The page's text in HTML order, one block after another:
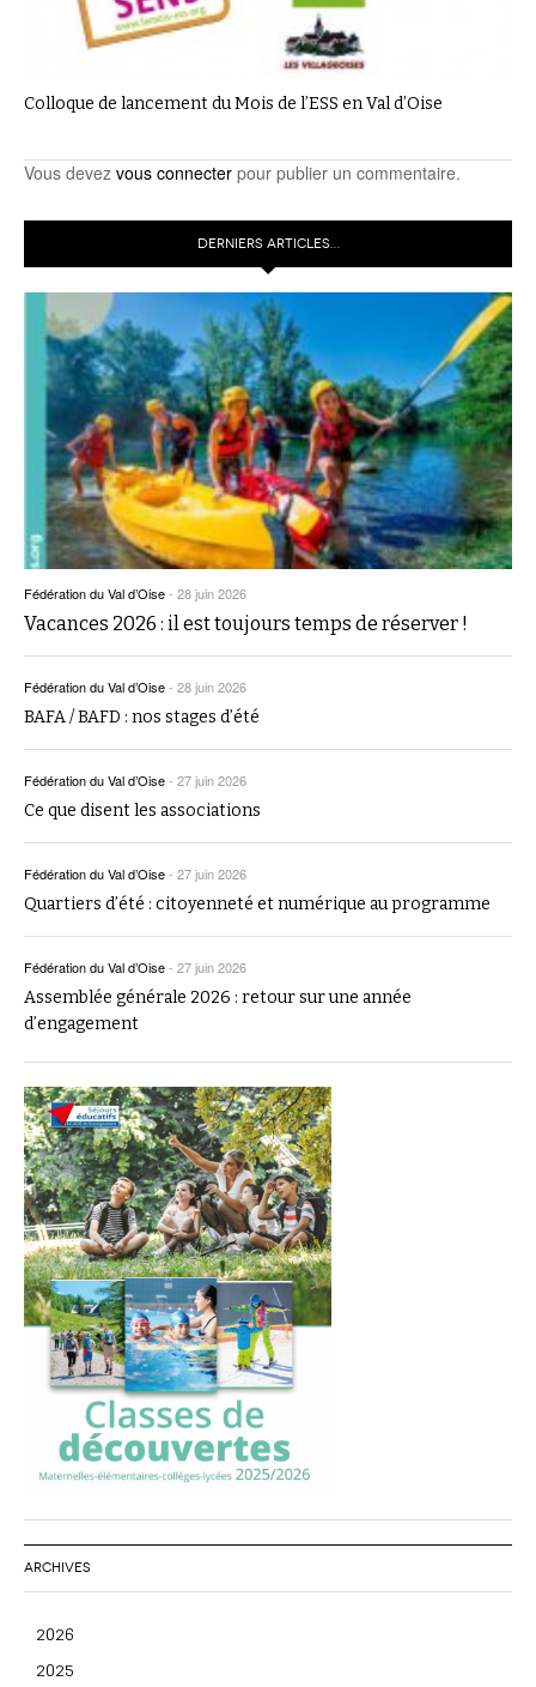
Colloque de lancement du Mois de l’ESS en Val d’Oise
Vous devez vous connecter pour publier un commentaire.
DERNIERS ARTICLES…
Fédération du Val d’Oise- 28 juin 2026
Vacances 2026 : il est toujours temps de réserver !
Fédération du Val d’Oise- 28 juin 2026
BAFA / BAFD : nos stages d’été
Fédération du Val d’Oise- 27 juin 2026
Ce que disent les associations
Fédération du Val d’Oise- 27 juin 2026
Quartiers d’été : citoyenneté et numérique au programme
Fédération du Val d’Oise- 27 juin 2026
Assemblée générale 2026 : retour sur une année
d’engagement
ARCHIVES
2026
2025